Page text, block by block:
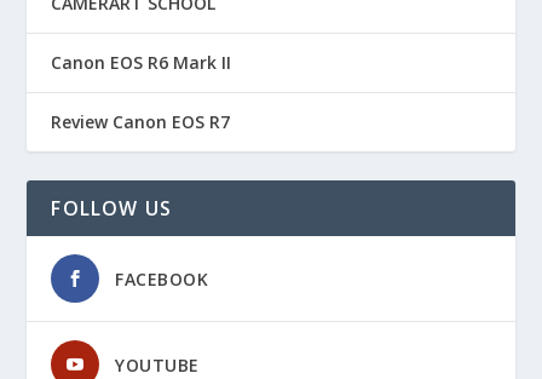
Canon EOS R6 Mark II
Review Canon EOS R7
FOLLOW US
FACEBOOK
YOUTUBE